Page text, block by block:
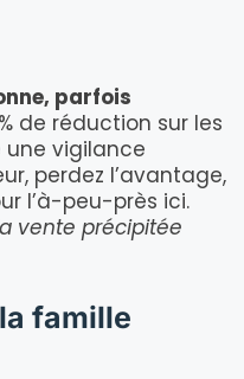
parfois
de réduction sur les
une vigilance
perdez l’avantage,
l’à-peu-près ici.
vente précipitée
famille